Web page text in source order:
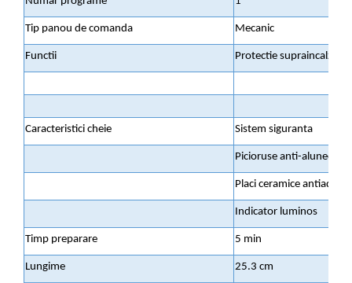
Tip panou de comanda Mecanic
Functii Protectie supraincalzire
Caracteristici cheie Sistem siguranta
Picioruse anti-alunecare
Placi ceramice
Indicator luminos
Timp preparare 5 min
Lungime 25.3 cm